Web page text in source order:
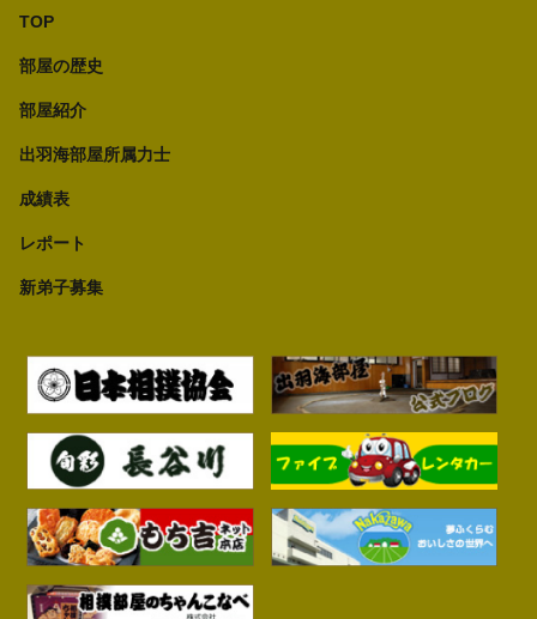
TOP
部屋の歴史
部屋紹介
出羽海部屋所属力士
成績表
レポート
新弟子募集